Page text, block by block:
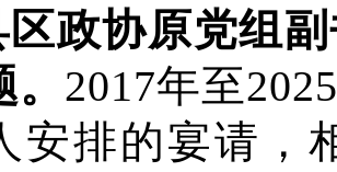
区政协原党组
2017年至
安排的宴请，